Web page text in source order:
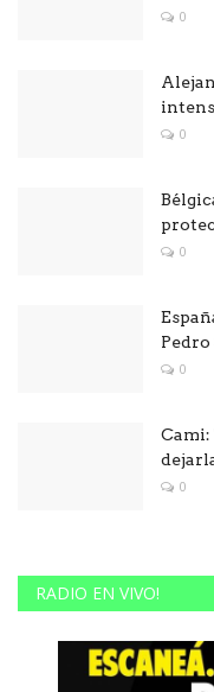
0
0
0
0
Cami:
0
RADIO EN VIVO!